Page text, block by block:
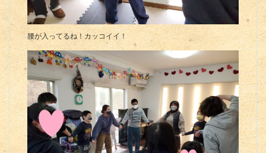
腰が入ってるね！カッコイイ！